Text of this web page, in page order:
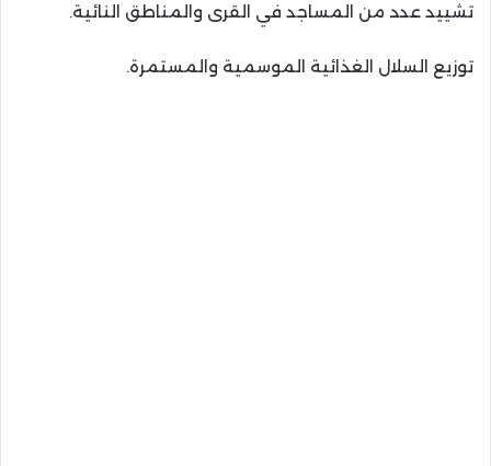
تشييد عدد من المساجد في القرى والمناطق النائية.
توزيع السلال الغذائية الموسمية والمستمرة.